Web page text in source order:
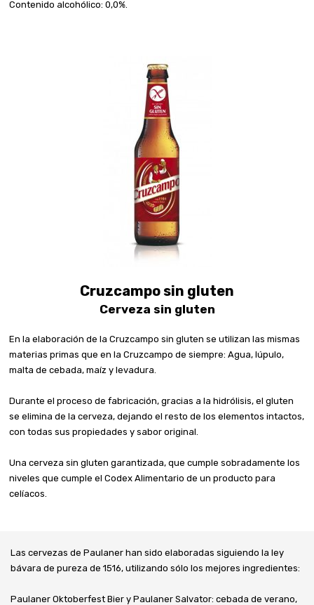
Contenido alcohólico: 0,0%.
Cruzcampo sin gluten
Cerveza sin gluten
En la elaboración de la Cruzcampo sin gluten se utilizan las mismas
materias primas que en la Cruzcampo de siempre: Agua, lúpulo,
malta de cebada, maíz y levadura.
Durante el proceso de fabricación, gracias a la hidrólisis, el gluten
se elimina de la cerveza, dejando el resto de los elementos intactos,
con todas sus propiedades y sabor original.
Una cerveza sin gluten garantizada, que cumple sobradamente los
niveles que cumple el Codex Alimentario de un producto para
celíacos.
Las cervezas de Paulaner han sido elaboradas siguiendo la ley
bávara de pureza de 1516, utilizando sólo los mejores ingredientes:
Paulaner Oktoberfest Bier y Paulaner Salvator: cebada de verano,